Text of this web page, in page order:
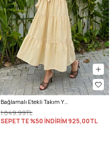
Bağlamalı Etekli Takım Y0149 - TEREYAĞ SARISI
1.849,99TL
SEPETTE %50 İNDİRİM925,00TL